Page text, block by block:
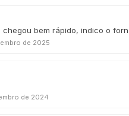
chegou bem rápido, indico o
de 2025
de 2024